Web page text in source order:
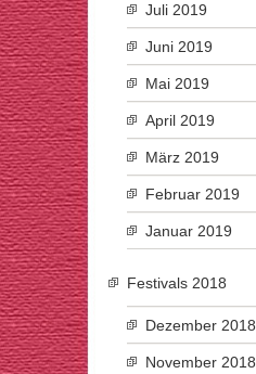
Juli 2019
Juni 2019
Mai 2019
April 2019
März 2019
Februar 2019
Januar 2019
Festivals 2018
Dezember 2018
November 2018